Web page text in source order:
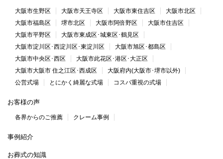
大阪市生野区 大阪市天王寺区 大阪市東住吉区
大阪市北区
大阪市福島区
堺市北区 大阪市阿倍野区
大阪市住吉区
大阪市平野区
大阪市東成区･城東区･鶴見区
大阪市淀川区･西淀川区･東淀川区
大阪市旭区･都島区
大阪市中央区･西区
大阪市此花区･港区･大正区
大阪市大阪市 住之江区･西成区
大阪府内(大阪市･堺市以外)
公営式場
とにかく綺麗な式場 コスパ重視の式場
お客様の声
各界からのご推薦 クレーム事例
事例紹介
お葬式の知識